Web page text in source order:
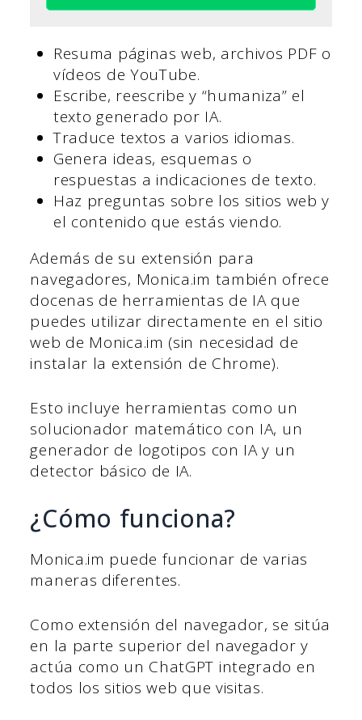
Resuma páginas web, archivos PDF o
vídeos de YouTube.
Escribe, reescribe y “humaniza” el
texto generado por IA.
Traduce textos a varios idiomas.
Genera ideas, esquemas o
respuestas a indicaciones de texto.
Haz preguntas sobre los sitios web y
el contenido que estás viendo.
Además de su extensión para
navegadores, Monica.im también ofrece
docenas de herramientas de IA que
puedes utilizar directamente en el sitio
web de Monica.im (sin necesidad de
instalar la extensión de Chrome).
Esto incluye herramientas como un
solucionador matemático con IA, un
generador de logotipos con IA y un
detector básico de IA.
¿Cómo funciona?
Monica.im puede funcionar de varias
maneras diferentes.
Como extensión del navegador, se sitúa
en la parte superior del navegador y
actúa como un ChatGPT integrado en
todos los sitios web que visitas.